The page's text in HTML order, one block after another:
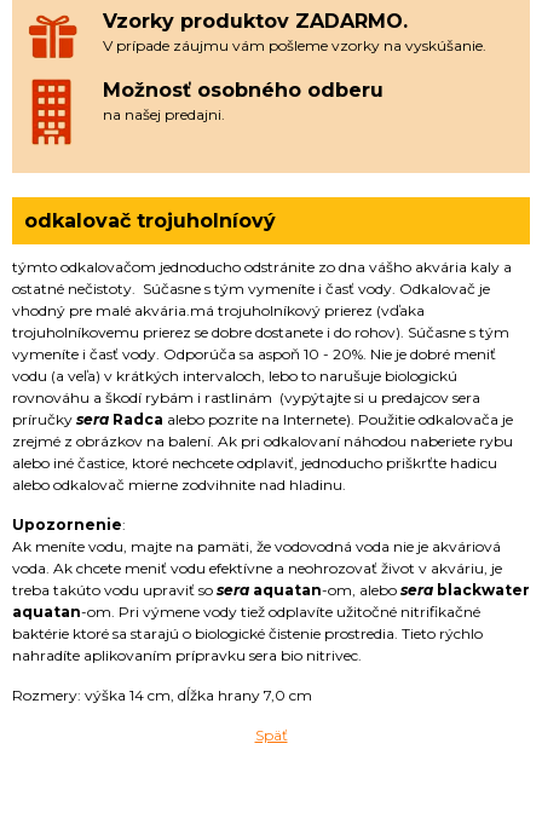
Vzorky produktov ZADARMO.
V prípade záujmu vám pošleme vzorky na vyskúšanie.
Možnosť osobného odberu
na našej predajni.
odkalovač trojuholníový
týmto odkalovačom jednoducho odstránite zo dna vášho akvária kaly a
ostatné nečistoty. Súčasne s tým vymeníte i časť vody. Odkalovač je
vhodný pre malé akvária.má trojuholníkový prierez (vďaka
trojuholníkovemu prierez se dobre dostanete i do rohov). Súčasne s tým
vymeníte i časť vody. Odporúča sa aspoň 10 - 20%. Nie je dobré meniť
vodu (a veľa) v krátkých intervaloch, lebo to narušuje biologickú
rovnováhu a škodí rybám i rastlinám (vypýtajte si u predajcov sera
príručky sera Radca alebo pozrite na Internete). Použitie odkalovača je
zrejmé z obrázkov na balení. Ak pri odkalovaní náhodou naberiete rybu
alebo iné častice, ktoré nechcete odplaviť, jednoducho priškrťte hadicu
alebo odkalovač mierne zodvihnite nad hladinu.
Upozornenie:
Ak meníte vodu, majte na pamäti, že vodovodná voda nie je akváriová
voda. Ak chcete meniť vodu efektívne a neohrozovať život v akváriu, je
treba takúto vodu upraviť so sera aquatan-om, alebo sera blackwater
aquatan-om. Pri výmene vody tiež odplavíte užitočné nitrifikačné
baktérie ktoré sa starajú o biologické čistenie prostredia. Tieto rýchlo
nahradíte aplikovaním prípravku sera bio nitrivec.
Rozmery: výška 14 cm, dĺžka hrany 7,0 cm
Späť